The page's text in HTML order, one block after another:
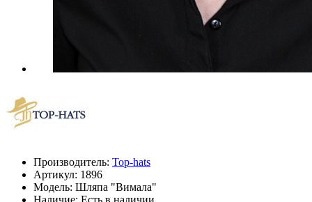
Производитель: Top-hats
Артикул: 1896
Модель: Шляпа "Вимала"
Наличие: Есть в наличии